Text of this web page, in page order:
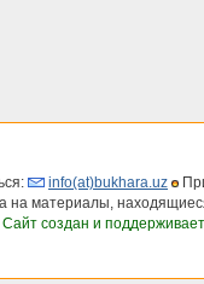
info(at)bukhara.uz
на материалы,
Сайт создан и